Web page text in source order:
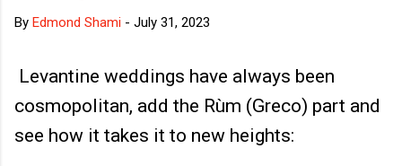
By Edmond Shami - July 31, 2023
Levantine weddings have always been
cosmopolitan, add the Rùm (Greco) part and
see how it takes it to new heights: